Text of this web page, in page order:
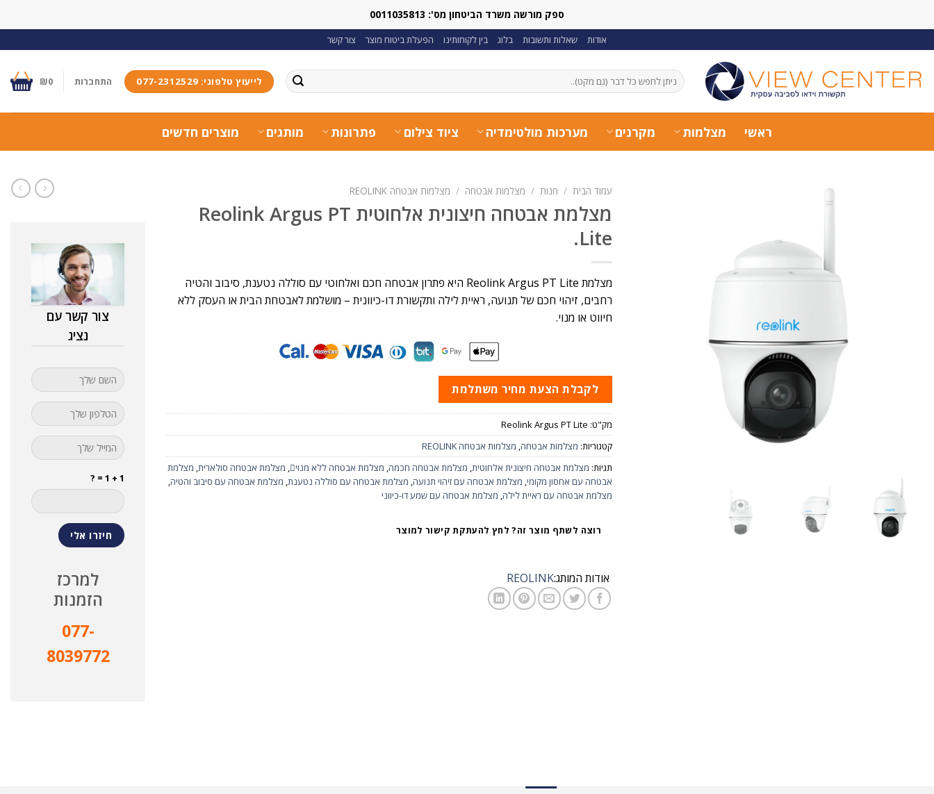
ספק מורשה משרד הביטחון מס': 0011035813
אודות שאלות ותשובות בלוג בין לקוחותינו הפעלת ביטוח מוצר צור קשר
חיפוש
עבור:
לייעוץ טלפוני: 077-2312529 התחברות ₪0
ראשי מצלמות מקרנים מערכות מולטימדיה ציוד צילום פתרונות מותגים מוצרים חדשים
עמוד הבית / חנות / מצלמות אבטחה / מצלמות אבטחה REOLINK
מצלמת אבטחה חיצונית אלחוטית Reolink Argus PT
Lite.​
מצלמת Reolink Argus PT Lite היא פתרון אבטחה חכם ואלחוטי עם סוללה נטענת, סיבוב והטיה
רחבים, זיהוי חכם של תנועה, ראיית לילה ותקשורת דו-כיוונית – מושלמת לאבטחת הבית או העסק ללא
חיווט או מנוי.
לקבלת הצעת מחיר משתלמת
מק"ט: Reolink Argus PT Lite
קטגוריות: מצלמות אבטחה, מצלמות אבטחה REOLINK
תגיות: מצלמת אבטחה חיצונית אלחוטית, מצלמת אבטחה חכמה, מצלמת אבטחה ללא מנוי , מצלמת אבטחה סולארית, מצלמת
אבטחה עם אחסון מקומי, מצלמת אבטחה עם זיהוי תנועה, מצלמת אבטחה עם סוללה נטענת, מצלמת אבטחה עם סיבוב והטיה,
מצלמת אבטחה עם ראיית לילה, מצלמת אבטחה עם שמע דו-כיווני
רוצה לשתף מוצר זה? לחץ להעתקת קישור למוצר
אודות המותג:REOLINK
צור קשר עם
נציג
1 + 1 = ?
למרכז
הזמנות
077-
8039772